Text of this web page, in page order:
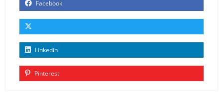
Facebook
Linkedin
Pinterest